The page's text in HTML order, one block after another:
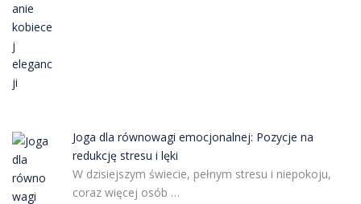
Joga dla równowagi emocjonalnej: Pozycje na
redukcję stresu i lęki
W dzisiejszym świecie, pełnym stresu i niepokoju,
coraz więcej osób …